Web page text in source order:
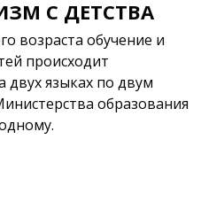
С ДЕТСТВА
возраста обучение и
происходит
двух языках по двум
образования